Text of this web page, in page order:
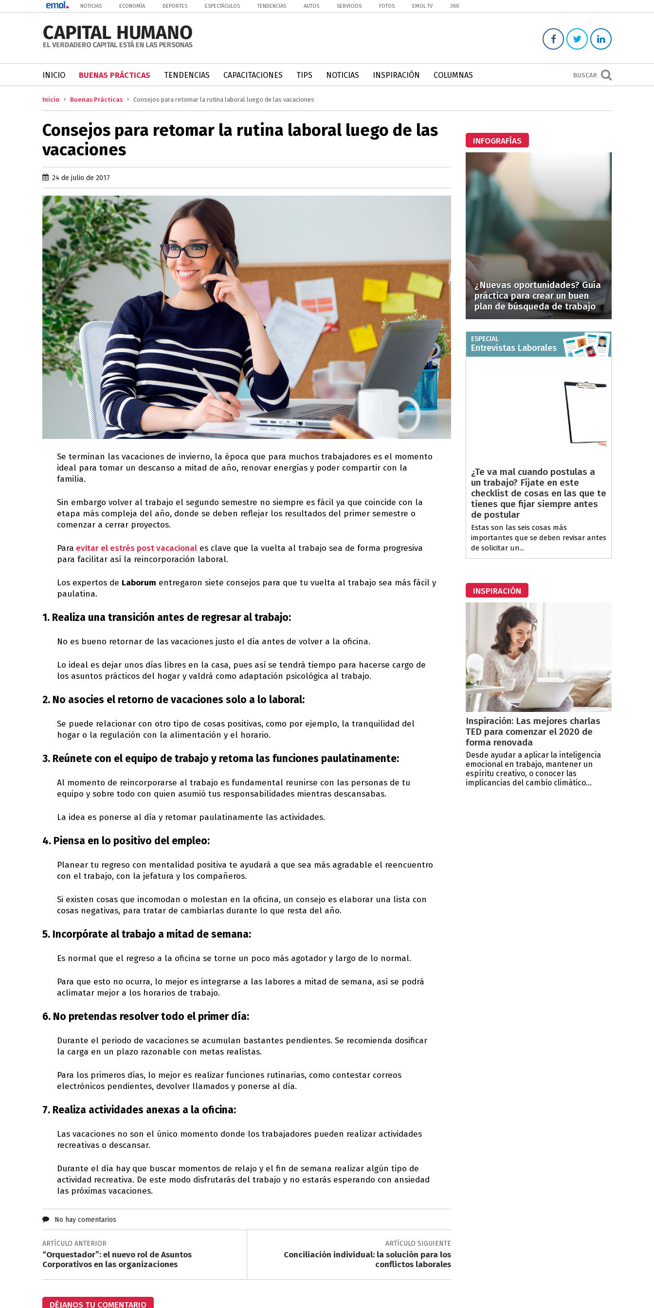
NOTICIAS ECONOMÍA DEPORTES ESPECTÁCULOS TENDENCIAS AUTOS SERVICIOS FOTOS EMOL TV 360
BUSCAR
INICIO BUENAS PRÁCTICAS TENDENCIAS CAPACITACIONES TIPS NOTICIAS INSPIRACIÓN COLUMNAS
Inicio Buenas Prácticas Consejos para retomar la rutina laboral luego de las vacaciones
Consejos para retomar la rutina laboral luego de las
vacaciones
24 de julio de 2017
Se terminan las vacaciones de invierno, la época que para muchos trabajadores es el momento
ideal para tomar un descanso a mitad de año, renovar energías y poder compartir con la
familia.
Sin embargo volver al trabajo el segundo semestre no siempre es fácil ya que coincide con la
etapa más compleja del año, donde se deben reflejar los resultados del primer semestre o
comenzar a cerrar proyectos.
Para evitar el estrés post vacacional es clave que la vuelta al trabajo sea de forma progresiva
para facilitar así la reincorporación laboral.
Los expertos de Laborum entregaron siete consejos para que tu vuelta al trabajo sea más fácil y
paulatina.
1. Realiza una transición antes de regresar al trabajo:
No es bueno retornar de las vacaciones justo el día antes de volver a la oficina.
Lo ideal es dejar unos días libres en la casa, pues así se tendrá tiempo para hacerse cargo de
los asuntos prácticos del hogar y valdrá como adaptación psicológica al trabajo.
2. No asocies el retorno de vacaciones solo a lo laboral:
Se puede relacionar con otro tipo de cosas positivas, como por ejemplo, la tranquilidad del
hogar o la regulación con la alimentación y el horario.
3. Reúnete con el equipo de trabajo y retoma las funciones paulatinamente:
Al momento de reincorporarse al trabajo es fundamental reunirse con las personas de tu
equipo y sobre todo con quien asumió tus responsabilidades mientras descansabas.
La idea es ponerse al día y retomar paulatinamente las actividades.
4. Piensa en lo positivo del empleo:
Planear tu regreso con mentalidad positiva te ayudará a que sea más agradable el reencuentro
con el trabajo, con la jefatura y los compañeros.
Si existen cosas que incomodan o molestan en la oficina, un consejo es elaborar una lista con
cosas negativas, para tratar de cambiarlas durante lo que resta del año.
5. Incorpórate al trabajo a mitad de semana:
Es normal que el regreso a la oficina se torne un poco más agotador y largo de lo normal.
Para que esto no ocurra, lo mejor es integrarse a las labores a mitad de semana, así se podrá
aclimatar mejor a los horarios de trabajo.
6. No pretendas resolver todo el primer día:
Durante el periodo de vacaciones se acumulan bastantes pendientes. Se recomienda dosificar
la carga en un plazo razonable con metas realistas.
Para los primeros días, lo mejor es realizar funciones rutinarias, como contestar correos
electrónicos pendientes, devolver llamados y ponerse al día.
7. Realiza actividades anexas a la oficina:
Las vacaciones no son el único momento donde los trabajadores pueden realizar actividades
recreativas o descansar.
Durante el día hay que buscar momentos de relajo y el fin de semana realizar algún tipo de
actividad recreativa. De este modo disfrutarás del trabajo y no estarás esperando con ansiedad
las próximas vacaciones.
No hay comentarios
ARTÍCULO ANTERIOR
“Orquestador”: el nuevo rol de Asuntos
Corporativos en las organizaciones
ARTÍCULO SIGUIENTE
Conciliación individual: la solución para los
conflictos laborales
DÉJANOS TU COMENTARIO
INFOGRAFÍAS
¿Nuevas oportunidades? Guía
práctica para crear un buen
plan de búsqueda de trabajo
ESPECIAL
Entrevistas Laborales
¿Te va mal cuando postulas a
un trabajo? Fíjate en este
checklist de cosas en las que te
tienes que fijar siempre antes
de postular
Estas son las seis cosas más
importantes que se deben revisar antes
de solicitar un...
INSPIRACIÓN
Inspiración: Las mejores charlas
TED para comenzar el 2020 de
forma renovada
Desde ayudar a aplicar la inteligencia
emocional en trabajo, mantener un
espíritu creativo, o conocer las
implicancias del cambio climático...